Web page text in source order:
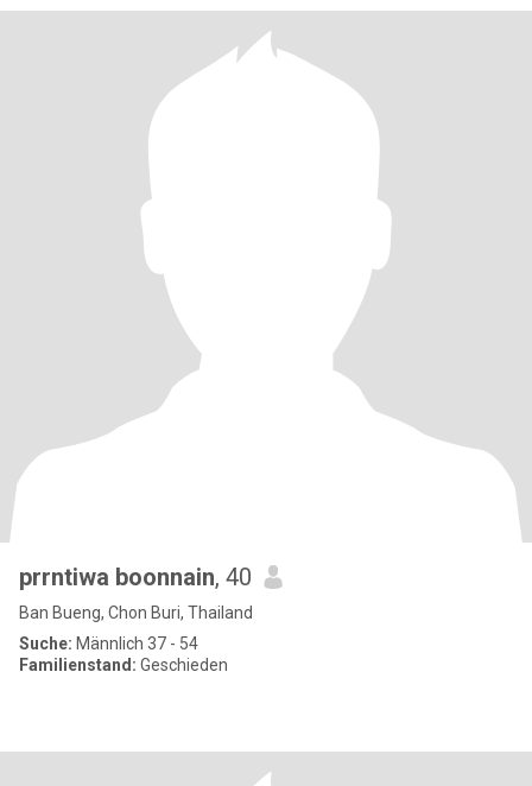
prrntiwa boonnain, 40
Ban Bueng, Chon Buri, Thailand
Suche: Männlich 37 - 54
Familienstand: Geschieden